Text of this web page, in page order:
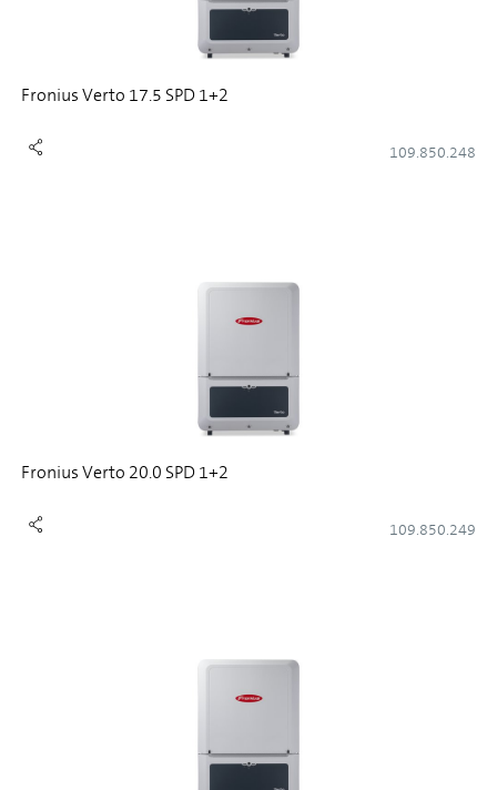
Fronius Verto 17.5 SPD 1+2
109.850.248
Fronius Verto 20.0 SPD 1+2
109.850.249